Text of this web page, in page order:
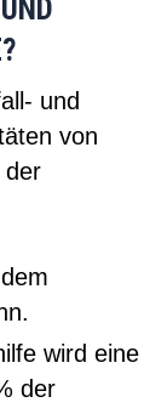
und
von
der
wird eine
der